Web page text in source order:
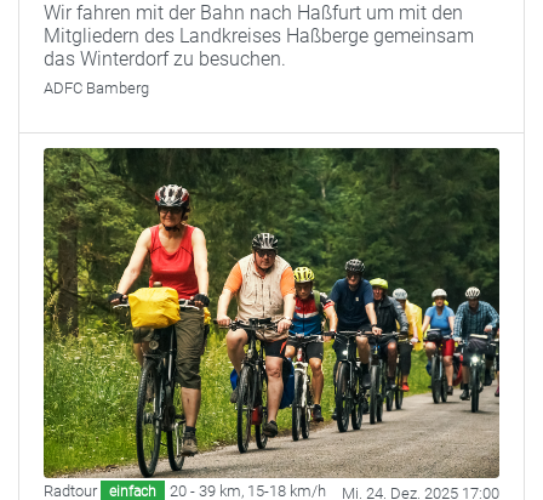
Wir fahren mit der Bahn nach Haßfurt um mit den
Mitgliedern des Landkreises Haßberge gemeinsam
das Winterdorf zu besuchen.
ADFC Bamberg
Radtour einfach 20 - 39 km, 15-18 km/h Mi. 24. Dez. 2025 17:00